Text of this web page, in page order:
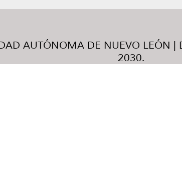
AUTÓNOMA DE NUEVO LEÓN
2030.